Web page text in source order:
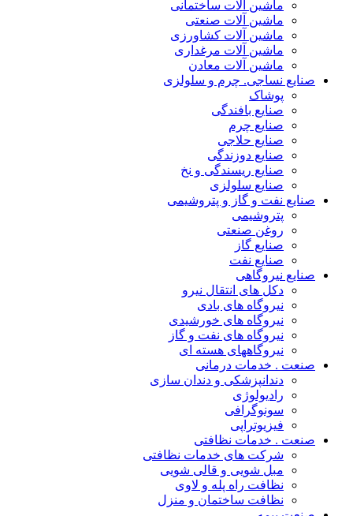
ماشین آلات ساختمانی
ماشین آلات صنعتی
ماشین آلات کشاورزی
ماشین آلات مرغداری
ماشین آلات معادن
صنایع نساجی. چرم و سلولزی
پوشاک
صنایع بافندگی
صنایع چرم
صنایع حلاجی
صنایع دوزندگی
صنایع ریسندگی و نخ
صنایع سلولزی
صنایع نفت و گاز و پتروشیمی
پتروشیمی
روغن صنعتی
صنایع گاز
صنایع نفت
صنایع نیروگاهی
دکل های انتقال نیرو
نیروگاه های بادی
نیروگاه های خورشیدی
نیروگاه های نفت و گاز
نیروگاههای هسته ای
صنعت . خدمات درمانی
دندانپزشکی و دندان سازی
رادیولوژی
سونوگرافی
فیزیوتراپی
صنعت . خدمات نظافتی
شرکت های خدمات نظافتی
مبل شویی و قالی شویی
نظافت راه پله و لاوی
نظافت ساختمان و منزل